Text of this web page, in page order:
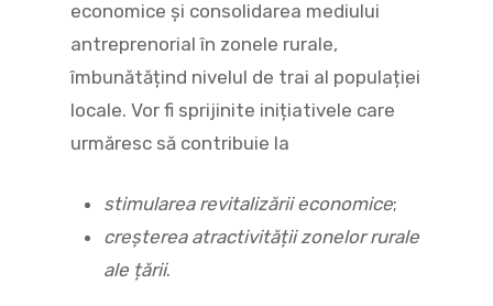
economice și consolidarea mediului
antreprenorial în zonele rurale,
îmbunătățind nivelul de trai al populației
locale. Vor fi sprijinite inițiativele care
urmăresc să contribuie la
stimularea revitalizării economice;
creșterea atractivității zonelor rurale
ale țării.